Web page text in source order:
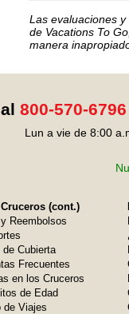
Las evaluaciones
de Vacations To
manera
800-570-6796
Lun a vie de 8:00
(cont.)
Reembolsos
de Cubierta
Frecuentes
en los Cruceros
de Edad
de Viajes